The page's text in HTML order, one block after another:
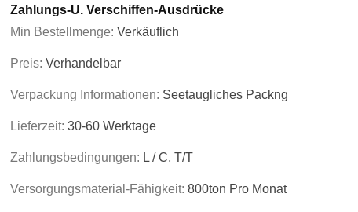
Zahlungs-U. Verschiffen-Ausdrücke
Min Bestellmenge: Verkäuflich
Preis: Verhandelbar
Verpackung Informationen: Seetaugliches Packng
Lieferzeit: 30-60 Werktage
Zahlungsbedingungen: L / C, T/T
Versorgungsmaterial-Fähigkeit: 800ton Pro Monat